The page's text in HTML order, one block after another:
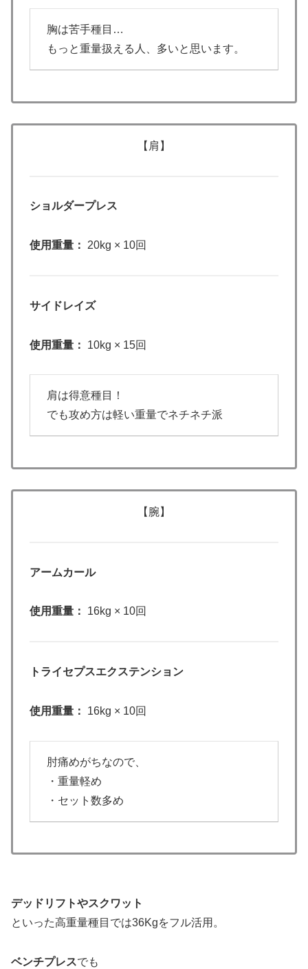
胸は苦手種目…
もっと重量扱える人、多いと思います。
【肩】
ショルダープレス
使用重量： 20kg × 10回
サイドレイズ
使用重量： 10kg × 15回
肩は得意種目！
でも攻め方は軽い重量でネチネチ派
【腕】
アームカール
使用重量： 16kg × 10回
トライセプスエクステンション
使用重量： 16kg × 10回
肘痛めがちなので、
・重量軽め
・セット数多め
デッドリフトやスクワット
といった高重量種目では36Kgをフル活用。
ベンチプレスでも